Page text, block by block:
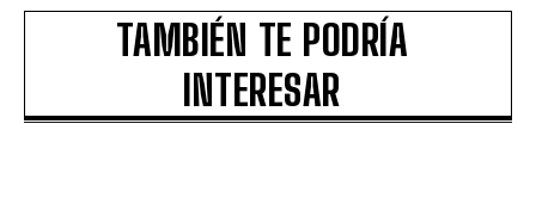
TAMBIÉN TE PODRÍA
INTERESAR